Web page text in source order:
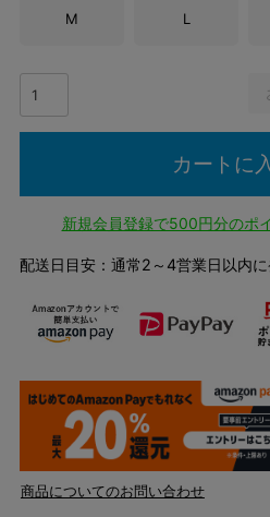
M L
カートに
新規会員登録で500円分の
配送日目安：通常2～4営業日以内
商品についてのお問い合わせ